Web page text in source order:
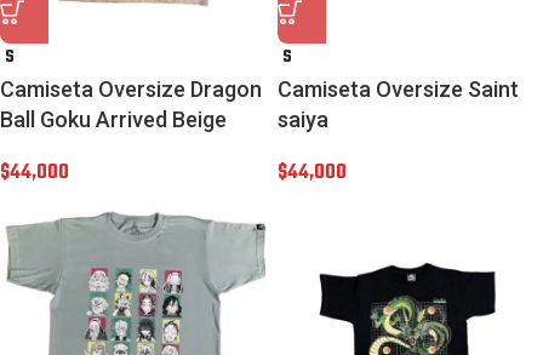
S
Camiseta Oversize Dragon
Ball Goku Arrived Beige
$44,000
S
Camiseta Oversize Saint
saiya
$44,000